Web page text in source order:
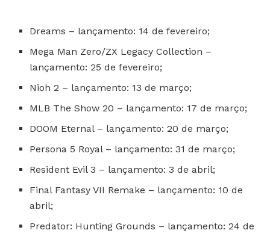
Dreams – lançamento: 14 de fevereiro;
Mega Man Zero/ZX Legacy Collection –
lançamento: 25 de fevereiro;
Nioh 2 – lançamento: 13 de março;
MLB The Show 20 – lançamento: 17 de março;
DOOM Eternal – lançamento: 20 de março;
Persona 5 Royal – lançamento: 31 de março;
Resident Evil 3 – lançamento: 3 de abril;
Final Fantasy VII Remake – lançamento: 10 de
abril;
Predator: Hunting Grounds – lançamento: 24 de